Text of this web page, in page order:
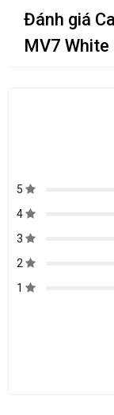
Đánh giá
MV7 White
5
4
3
2
1